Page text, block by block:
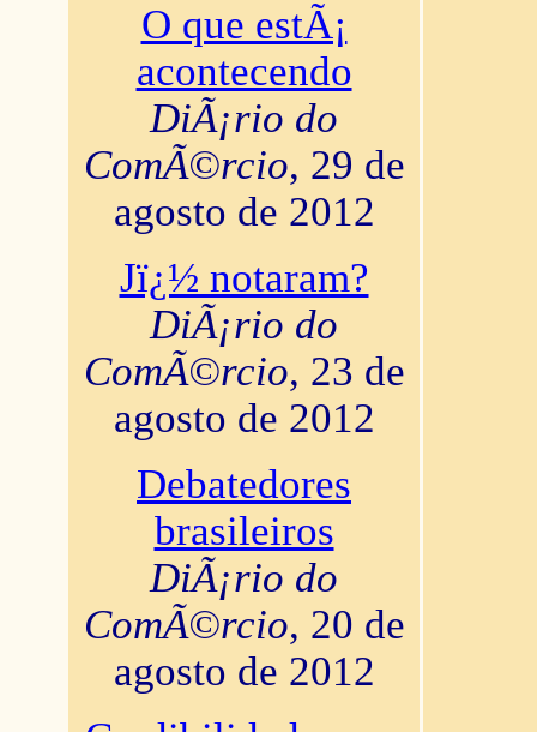
O que estÃ¡
acontecendo
DiÃ¡rio do
ComÃ©rcio, 29 de
agosto de 2012
Jï¿½ notaram?
DiÃ¡rio do
ComÃ©rcio, 23 de
agosto de 2012
Debatedores
brasileiros
DiÃ¡rio do
ComÃ©rcio, 20 de
agosto de 2012